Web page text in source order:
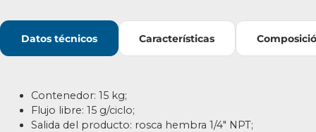
Datos técnicos Características
Contenedor: 15 kg;
Flujo libre: 15 g/ciclo;
Salida del producto: rosca hembra 1/4″ NPT;